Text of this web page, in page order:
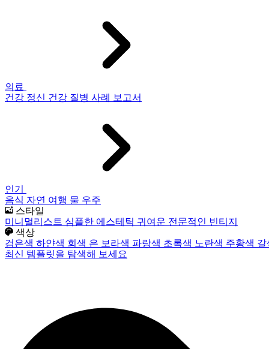
의료
건강 정신 건강 질병 사례 보고서
인기
음식 자연 여행 물 우주
스타일
미니멀리스트 심플한 에스테틱 귀여운 전문적인 빈티지
색상
검은색 하얀색 회색 은 보라색 파랑색 초록색 노란색 주황색
최신 템플릿을 탐색해 보세요